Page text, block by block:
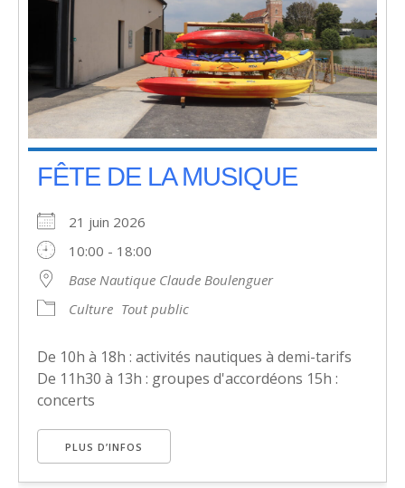
FÊTE DE LA MUSIQUE
21 juin 2026
10:00 - 18:00
Base Nautique Claude Boulenguer
Culture Tout public
De 10h à 18h : activités nautiques à demi-tarifs
De 11h30 à 13h : groupes d'accordéons 15h :
concerts
PLUS D’INFOS